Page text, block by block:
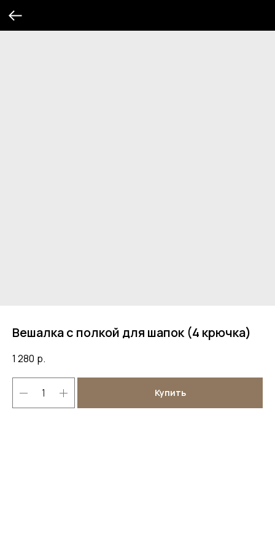
Вешалка с полкой для шапок (4 крючка)
1 280 р.
Купить